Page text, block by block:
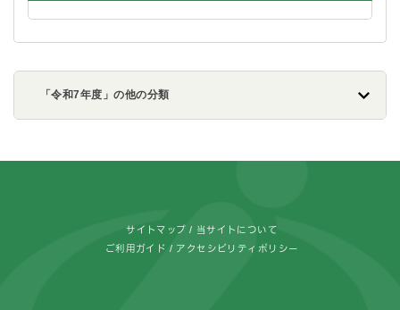
「令和7年度」の他の分類
サイトマップ 当サイトについて
ご利用ガイド アクセシビリティポリシー